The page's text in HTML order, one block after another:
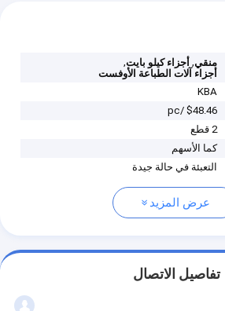
منقي,أجزاء كيلو بايت,
أجزاء آلات الطباعة الأوفست
KBA
$48.46 /pc
2 قطع
كما الأسهم
التعبئة في حالة جيدة
عرض المزيد
تفاصيل الاتصال